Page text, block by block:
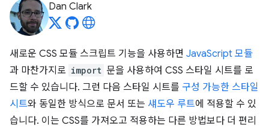
Dan Clark
새로운 CSS 모듈 스크립트 기능을 사용하면 JavaScript 모듈
과 마찬가지로 import 문을 사용하여 CSS 스타일 시트를 로
드할 수 있습니다. 그런 다음 스타일 시트를 구성 가능한 스타일
시트와 동일한 방식으로 문서 또는 섀도우 루트에 적용할 수 있
습니다. 이는 CSS를 가져오고 적용하는 다른 방법보다 더 편리